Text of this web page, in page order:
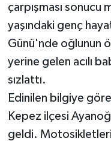
çarpışması sonucu
yaşındaki genç
Günü'nde oğlunun
yerine gelen acılı
sızlattı.
Edinilen bilgiye
Kepez ilçesi
geldi.